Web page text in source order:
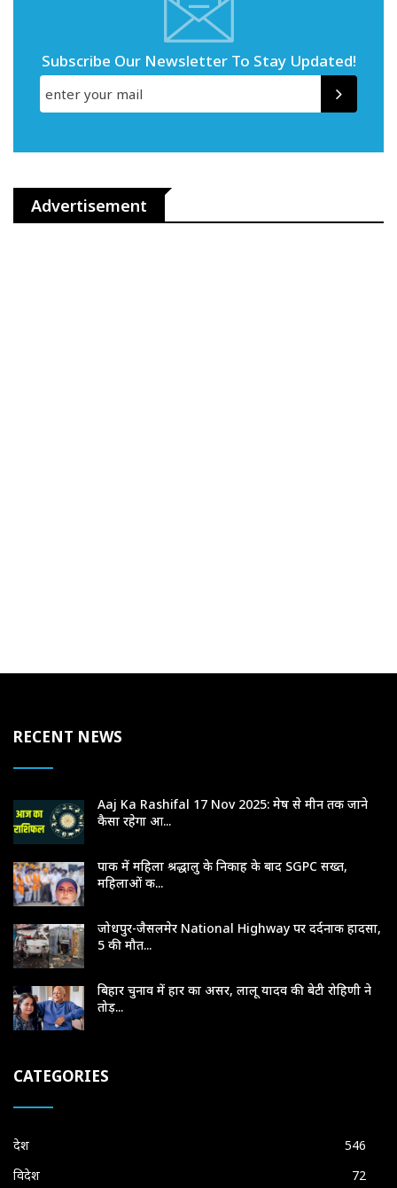
Subscribe Our Newsletter To Stay Updated!
Advertisement
RECENT NEWS
Aaj Ka Rashifal 17 Nov 2025: मेष से मीन तक जाने
कैसा रहेगा आ...
पाक में महिला श्रद्धालु के निकाह के बाद SGPC सख्त,
महिलाओं क...
जोधपुर-जैसलमेर National Highway पर दर्दनाक हादसा,
5 की मौत...
बिहार चुनाव में हार का असर, लालू यादव की बेटी रोहिणी ने
तोड़...
CATEGORIES
देश
546
विदेश
72